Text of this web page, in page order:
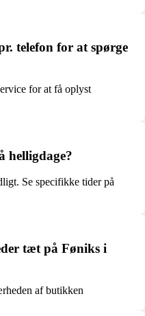
telefon for at spørge
for at få oplyst
helligdage?
Se specifikke tider på
tæt på Føniks i
af butikken